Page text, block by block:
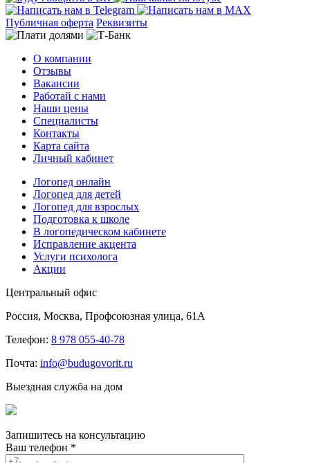
Публичная оферта Реквизиты
О компании
Отзывы
Вакансии
Работай с нами
Наши цены
Специалисты
Контакты
Карта сайта
Личный кабинет
Логопед онлайн
Логопед для детей
Логопед для взрослых
Подготовка к школе
В логопедическом кабинете
Исправление акцента
Услуги психолога
Акции
Центральный офис
Россия, Москва, Профсоюзная улица, 61А
Телефон: 8 978 055-40-78
Почта: info@budugovorit.ru
Выездная служба на дом
Запишитесь на консультацию
Ваш телефон *